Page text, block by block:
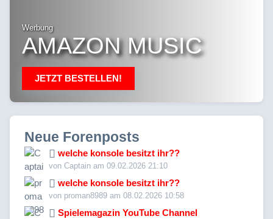
Werbung
AMAZON MUSIC
JETZT BESTELLEN!
Neue Forenposts
welche konsole besitzt ihr??
von Captain am 09.02.2026 21:10
welche konsole besitzt ihr??
von proman8989 am 08.02.2026 10:58
Spielemagazin YouTube Channel